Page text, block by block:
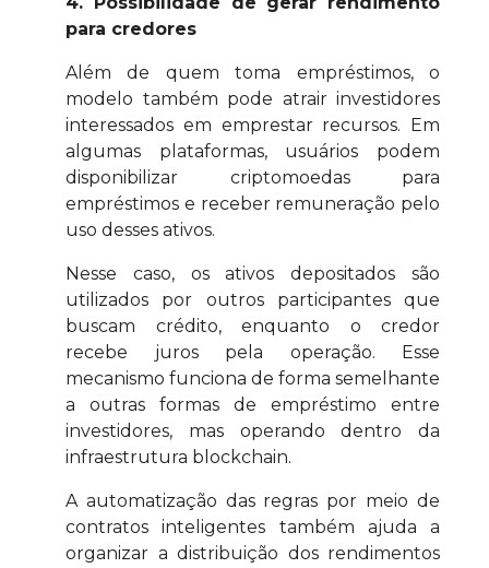
para credores
Além de quem toma empréstimos, o
modelo também pode atrair investidores
interessados em emprestar recursos. Em
algumas plataformas, usuários podem
disponibilizar criptomoedas para
empréstimos e receber remuneração pelo
uso desses ativos.
Nesse caso, os ativos depositados são
utilizados por outros participantes que
buscam crédito, enquanto o credor
recebe juros pela operação. Esse
mecanismo funciona de forma semelhante
a outras formas de empréstimo entre
investidores, mas operando dentro da
infraestrutura blockchain.
A automatização das regras por meio de
contratos inteligentes também ajuda a
organizar a distribuição dos rendimentos